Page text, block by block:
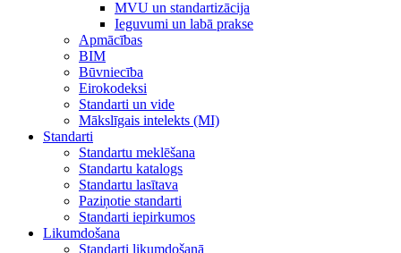
MVU un standartizācija
Ieguvumi un labā prakse
Apmācības
BIM
Būvniecība
Eirokodeksi
Standarti un vide
Mākslīgais intelekts (MI)
Standarti
Standartu meklēšana
Standartu katalogs
Standartu lasītava
Paziņotie standarti
Standarti iepirkumos
Likumdošana
Standarti likumdošanā